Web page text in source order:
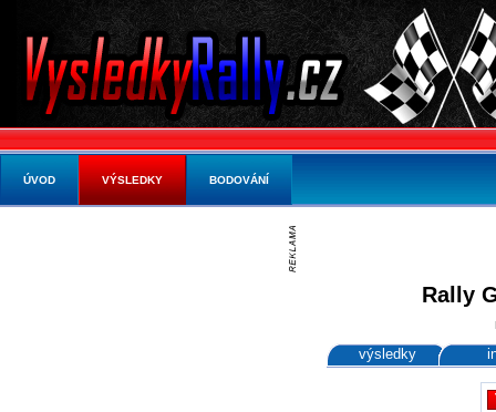
Rally
výsledky
ÚVOD VÝSLEDKY BODOVÁNÍ